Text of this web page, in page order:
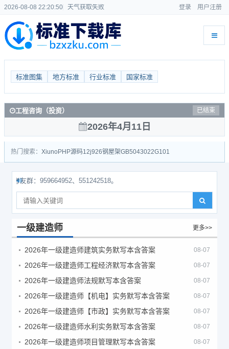
2026-08-08 22:20:50 天气获取失败 登录 用户注册
标准图集 地方标准 行业标准 国家标准
工程咨询（投资） 已结束
2026年4月11日
热门搜索： Xiuno PHP源码12j926钢屋架GB5043022G101
友群：959664952、551242518。
一级建造师 更多>>
2026年一级建造师建筑实务默写本含答案 08-07
2026年一级建造师工程经济默写本含答案 08-07
2026年一级建造师法规默写本含答案 08-07
2026年一级建造师【机电】实务默写本含答案 08-07
2026年一级建造师【市政】实务默写本含答案 08-07
2026年一级建造师水利实务默写本含答案 08-07
2026年一级建造师项目管理默写本含答案 08-07